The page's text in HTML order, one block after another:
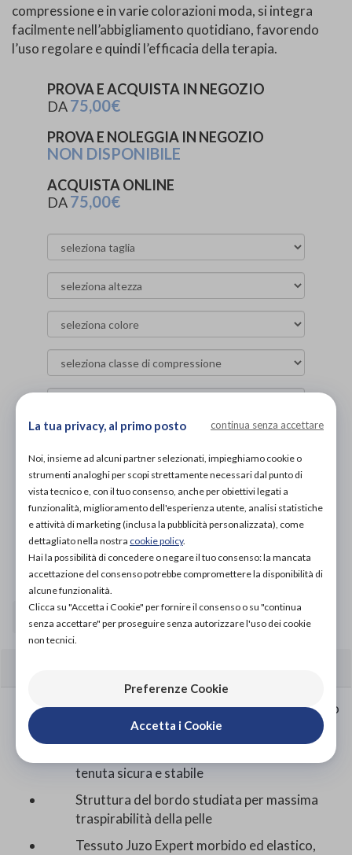
compressione e in varie colorazioni moda, si integra
facilmente nell’abbigliamento quotidiano, favorendo
l’uso regolare e quindi l’efficacia della terapia.
PROVA E ACQUISTA IN NEGOZIO
DA75,00€
PROVA E NOLEGGIA IN NEGOZIO
NON DISPONIBILE
ACQUISTA ONLINE
DA75,00€
Organizza prova in negozio
Scarica il coupon
Aggiungi al carrello
Gambaletto compressivo a trama piatta Juzo
Expert, modelli 3021-3022
tenuta sicura e stabile
Struttura del bordo studiata per massima
traspirabilità della pelle
Tessuto Juzo Expert morbido ed elastico,
La tua privacy, al primo posto continua senza accettare
Noi, insieme ad alcuni partner selezionati, impieghiamo cookie o
strumenti analoghi per scopi strettamente necessari dal punto di
vista tecnico e, con il tuo consenso, anche per obiettivi legati a
funzionalità, miglioramento dell'esperienza utente, analisi statistiche
e attività di marketing (inclusa la pubblicità personalizzata), come
dettagliato nella nostra cookie policy.
Hai la possibilità di concedere o negare il tuo consenso: la mancata
accettazione del consenso potrebbe compromettere la disponibilità di
alcune funzionalità.
Clicca su "Accetta i Cookie" per fornire il consenso o su "continua
senza accettare" per proseguire senza autorizzare l'uso dei cookie
non tecnici.
Preferenze Cookie
Accetta i Cookie